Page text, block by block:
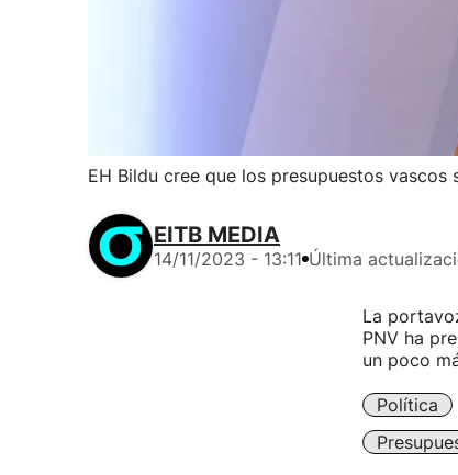
EH Bildu cree que los presupuestos
EITB MEDIA
14/11/2023 - 13:11 Última
La
PNV ha
un poco
Política